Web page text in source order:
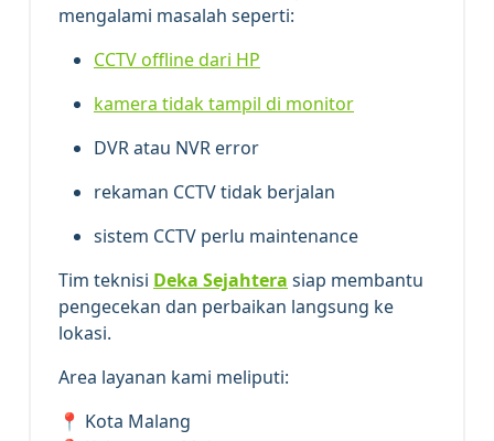
mengalami masalah seperti:
CCTV offline dari HP
kamera tidak tampil di monitor
DVR atau NVR error
rekaman CCTV tidak berjalan
sistem CCTV perlu maintenance
Tim teknisi Deka Sejahtera siap membantu
pengecekan dan perbaikan langsung ke
lokasi.
Area layanan kami meliputi:
📍 Kota Malang